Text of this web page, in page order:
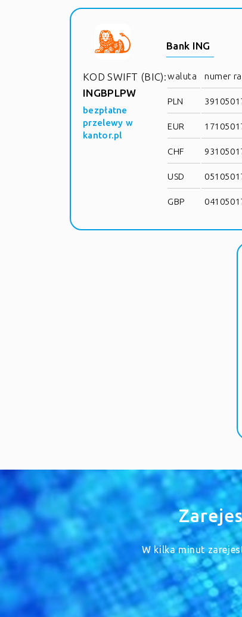
KOD SWIFT (BIC):
INGBPLPW
bezpłatne
przelewy w
kantor.pl
Bank ING
waluta numer
PLN
EUR
CHF
USD
GBP
W kilka minut